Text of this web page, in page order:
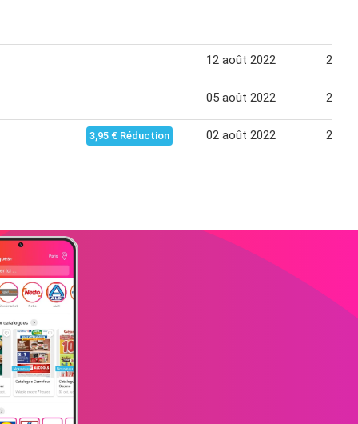
12 août 2022 29
05 août 2022 29
3,95 € Réduction 02 août 2022 29